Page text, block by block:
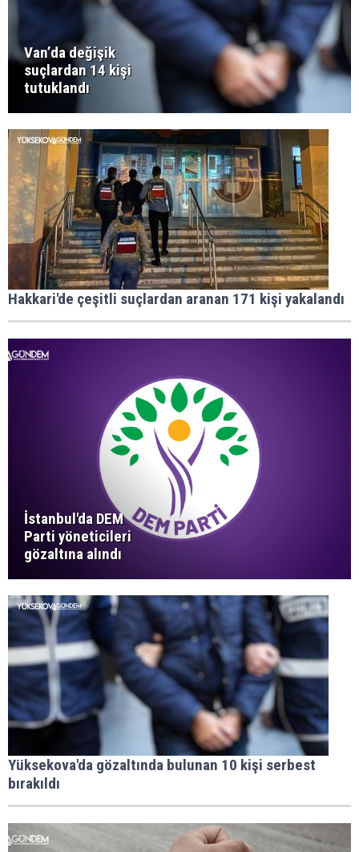
Van’da değişik
suçlardan 14 kişi
tutuklandı
Hakkari'de çeşitli suçlardan aranan 171 kişi yakalandı
İstanbul'da DEM
Parti yöneticileri
gözaltına alındı
Yüksekova'da gözaltında bulunan 10 kişi serbest
bırakıldı